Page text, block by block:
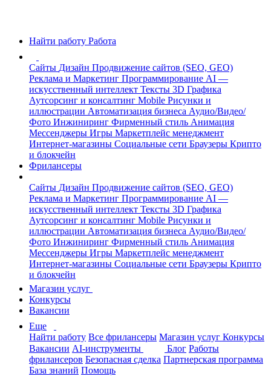
Найти работу Работа
Сайты Дизайн Продвижение сайтов (SEO, GEO)
Реклама и Маркетинг Программирование AI —
искусственный интеллект Тексты 3D Графика
Аутсорсинг и консалтинг Mobile Рисунки и
иллюстрации Автоматизация бизнеса Аудио/Видео/
Фото Инжиниринг Фирменный стиль Анимация
Мессенджеры Игры Маркетплейс менеджмент
Интернет-магазины Социальные сети Браузеры Крипто
и блокчейн
Фрилансеры
Сайты Дизайн Продвижение сайтов (SEO, GEO)
Реклама и Маркетинг Программирование AI —
искусственный интеллект Тексты 3D Графика
Аутсорсинг и консалтинг Mobile Рисунки и
иллюстрации Автоматизация бизнеса Аудио/Видео/
Фото Инжиниринг Фирменный стиль Анимация
Мессенджеры Игры Маркетплейс менеджмент
Интернет-магазины Социальные сети Браузеры Крипто
и блокчейн
Магазин услуг
Конкурсы
Вакансии
Еще
Найти работу Все фрилансеры Магазин услуг Конкурсы
Вакансии AI-инструменты Блог Работы
фрилансеров Безопасная сделка Партнерская программа
База знаний Помощь